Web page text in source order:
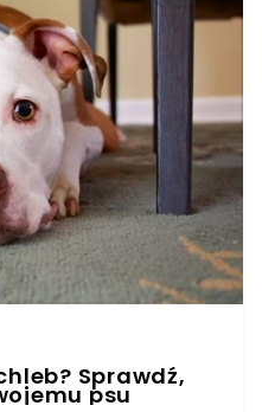
Sprawdź,
psu